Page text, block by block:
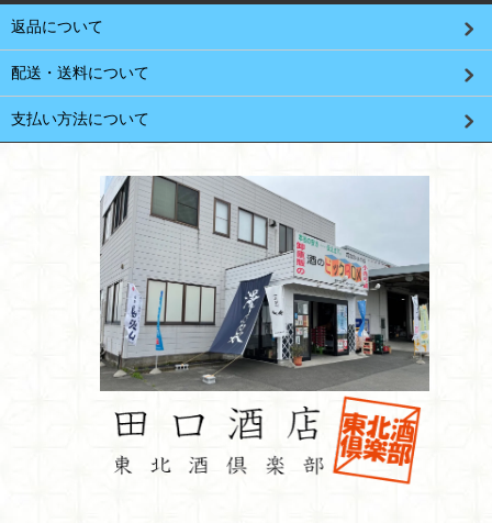
返品について
配送・送料について
支払い方法について